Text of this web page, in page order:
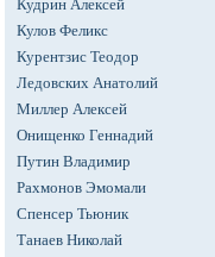
Кудрин Алексей
Кулов Феликс
Курентзис Теодор
Ледовских Анатолий
Миллер Алексей
Онищенко Геннадий
Путин Владимир
Рахмонов Эмомали
Спенсер Тьюник
Танаев Николай